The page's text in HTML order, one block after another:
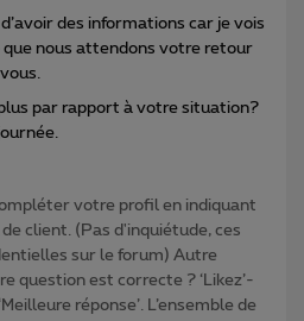
des informations car je vois
que nous attendons votre retour
par rapport à votre situation?
votre profil en indiquant
client. (Pas d'inquiétude, ces
sur le forum) Autre
question est correcte ? ‘Likez’-
réponse’. L’ensemble de